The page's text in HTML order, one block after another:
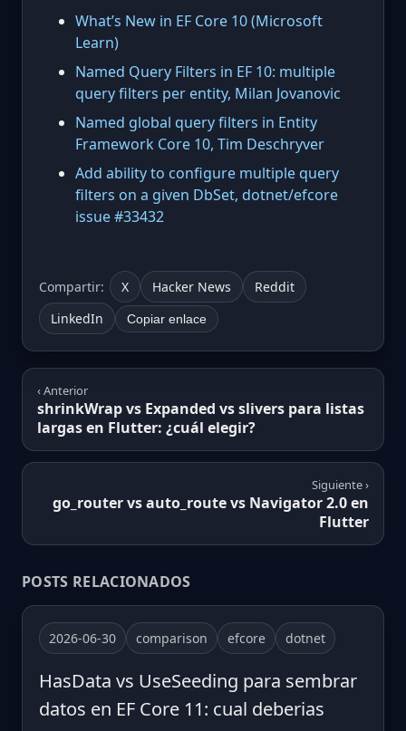
What’s New in EF Core 10 (Microsoft
Learn)
Named Query Filters in EF 10: multiple
query filters per entity, Milan Jovanovic
Named global query filters in Entity
Framework Core 10, Tim Deschryver
Add ability to configure multiple query
filters on a given DbSet, dotnet/efcore
issue #33432
Compartir: X Hacker News
Reddit
LinkedIn
Copiar enlace
‹ Anterior
shrinkWrap vs Expanded vs slivers para listas
largas en Flutter: ¿cuál elegir?
Siguiente ›
go_router vs auto_route vs Navigator 2.0 en
Flutter
POSTS RELACIONADOS
2026-06-30 comparison efcore dotnet
HasData vs UseSeeding para sembrar
datos en EF Core 11: cual deberias